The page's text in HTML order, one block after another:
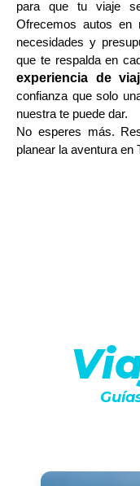
para que tu viaje
Ofrecemos autos en
necesidades y
que te respalda en
experiencia de
confianza que solo
nuestra te puede dar.
No esperes más.
planear la aventura en